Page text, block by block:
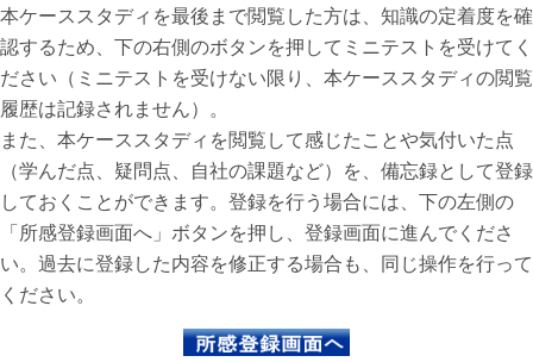
本ケーススタディを最後まで閲覧した方は、知識の定着度を確
認するため、下の右側のボタンを押してミニテストを受けてく
ださい（ミニテストを受けない限り、本ケーススタディの閲覧
履歴は記録されません）。
また、本ケーススタディを閲覧して感じたことや気付いた点
（学んだ点、疑問点、自社の課題など）を、備忘録として登録
しておくことができます。登録を行う場合には、下の左側の
「所感登録画面へ」ボタンを押し、登録画面に進んでくださ
い。過去に登録した内容を修正する場合も、同じ操作を行って
ください。